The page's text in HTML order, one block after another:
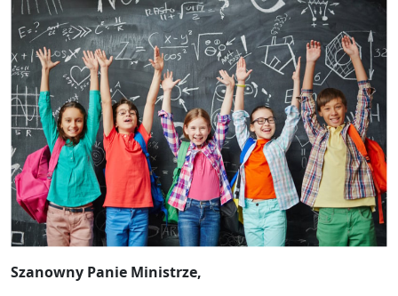
Szanowny Panie Ministrze,